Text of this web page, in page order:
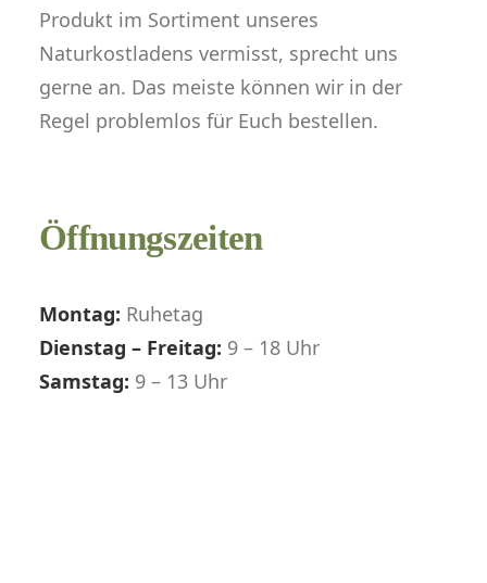
Produkt im Sortiment unseres
Naturkostladens vermisst, sprecht uns
gerne an. Das meiste können wir in der
Regel problemlos für Euch bestellen.
Öffnungszeiten
Montag: Ruhetag
Dienstag – Freitag: 9 – 18 Uhr
Samstag: 9 – 13 Uhr